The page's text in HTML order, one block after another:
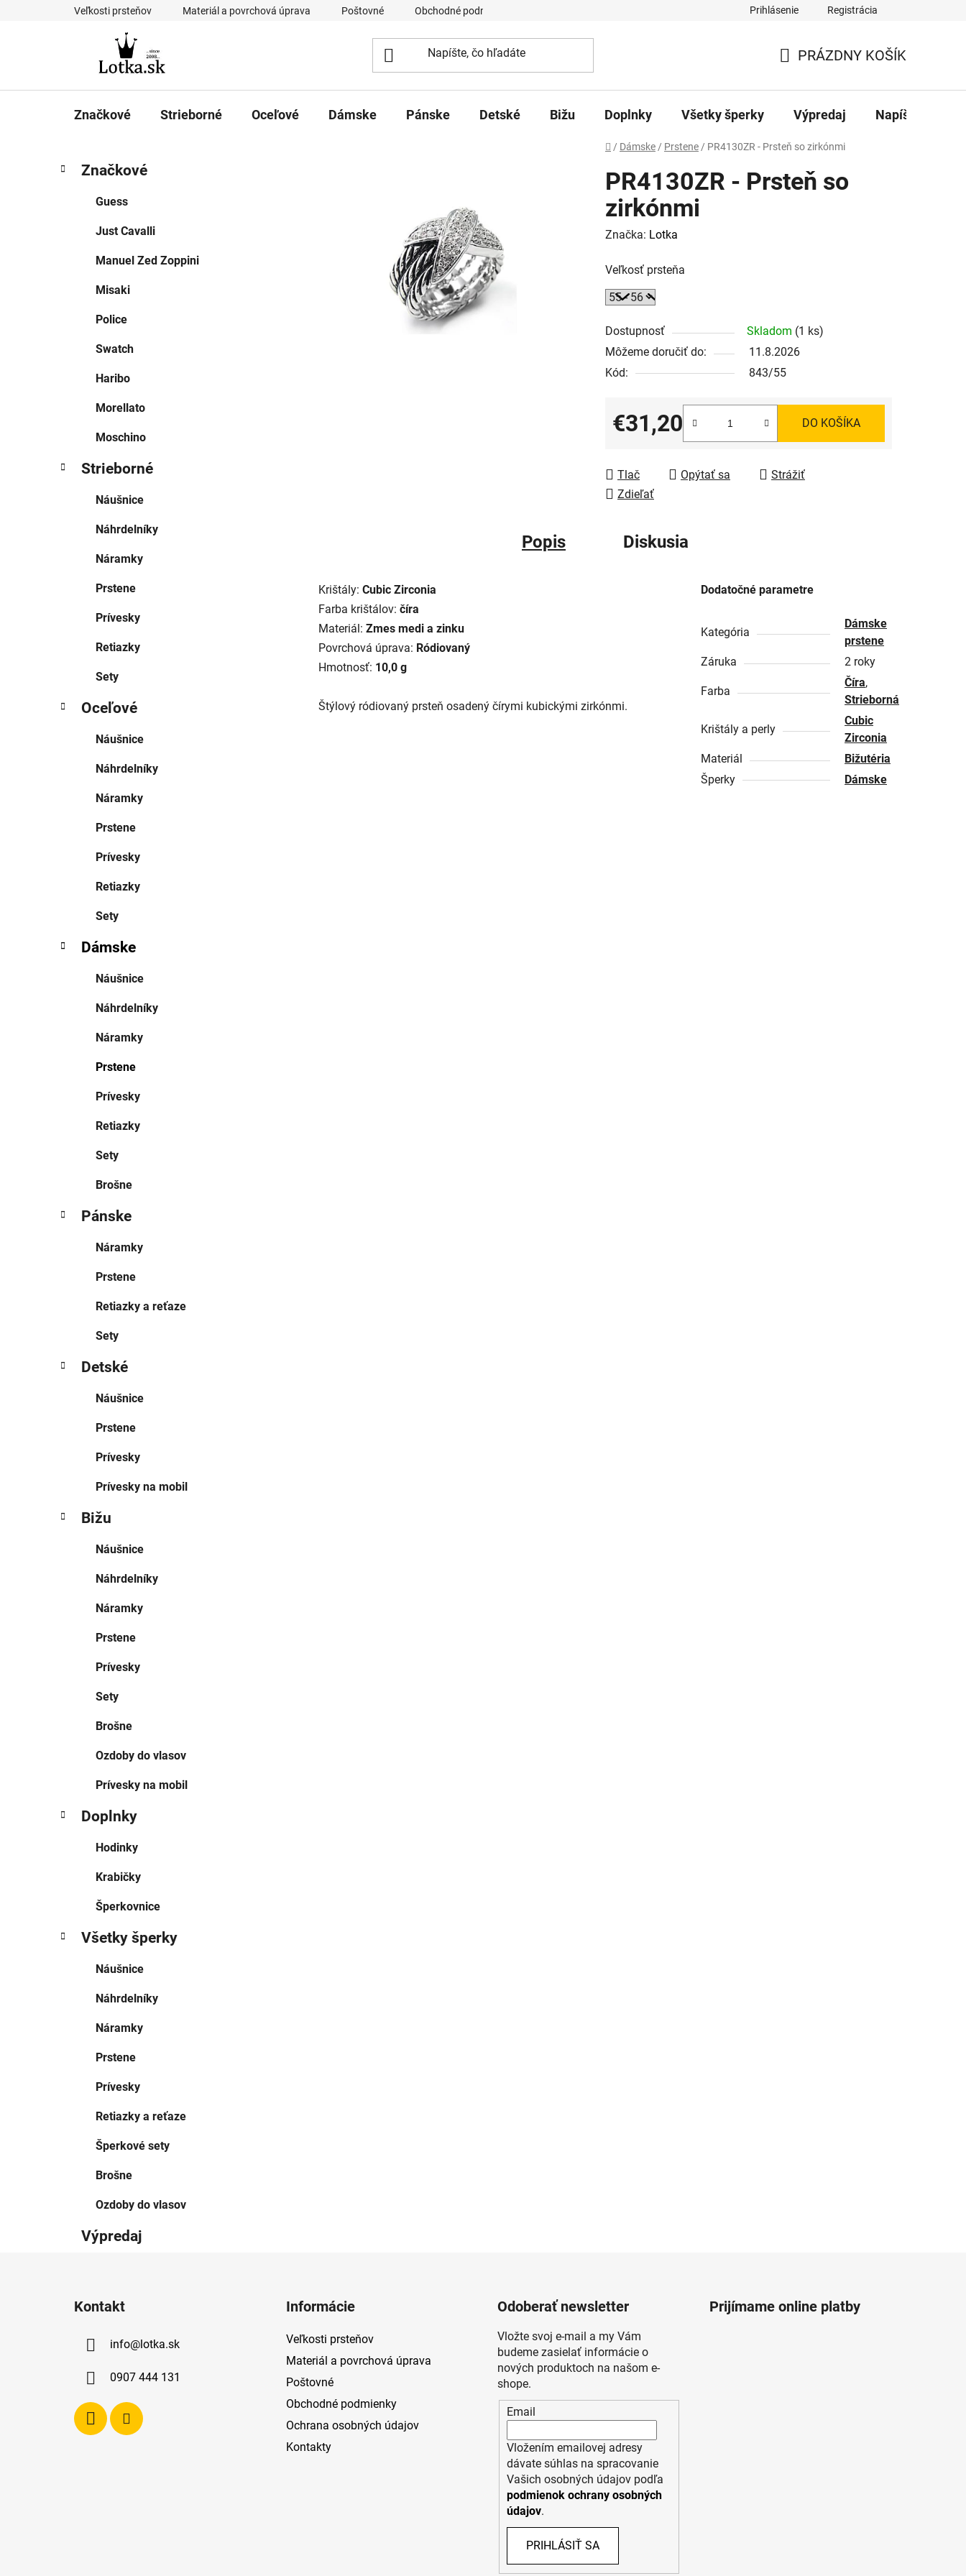
Veľkosti prsteňov Materiál a povrchová úprava Poštovné Obchodné podmienky Prihlásenie Registrácia
KOŠÍK
PRÁZDNY KOŠÍK
Značkové Strieborné Oceľové Dámske Pánske Detské Bižu Doplnky Všetky šperky Výpredaj Napíšte nám
Domov
/ Dámske / Prstene / PR4130ZR - Prsteň so zirkónmi
B
kategórie
a
Značkové
Guess
Just Cavalli
Manuel Zed Zoppini
Misaki
Police
Swatch
Haribo
Morellato
Moschino
Strieborné
Náušnice
Náhrdelníky
Náramky
Prstene
Prívesky
Retiazky
Sety
Oceľové
Náušnice
Náhrdelníky
Náramky
Prstene
Prívesky
Retiazky
Sety
Dámske
Náušnice
Náhrdelníky
Náramky
Prstene
Prívesky
Retiazky
Sety
Brošne
Pánske
Náramky
Prstene
Retiazky a reťaze
Sety
Detské
Náušnice
Prstene
Prívesky
Prívesky na mobil
Bižu
Náušnice
Náhrdelníky
Náramky
Prstene
Prívesky
Sety
Brošne
Ozdoby do vlasov
Prívesky na mobil
Doplnky
Hodinky
Krabičky
Šperkovnice
Všetky šperky
Náušnice
Náhrdelníky
Náramky
Prstene
Prívesky
Retiazky a reťaze
Šperkové sety
Brošne
Ozdoby do vlasov
Výpredaj
PR4130ZR - Prsteň so
zirkónmi
Značka: Lotka
Veľkosť prsteňa
Dostupnosť Skladom (1 ks)
Môžeme doručiť do:
11.8.2026
Kód:
843/55
€31,20
Jednotková cena:
DO KOŠÍKA
Tlač Opýtať sa
Strážiť
Zdieľať
Popis Diskusia
Krištály: Cubic Zirconia
Farba krištálov: číra
Materiál: Zmes medi a zinku
Povrchová úprava: Ródiovaný
Hmotnosť: 10,0 g
Štýlový ródiovaný prsteň osadený čírymi kubickými zirkónmi.
Dodatočné parametre
Kategória
Dámske
prstene
Záruka
2 roky
Farba
Číra,
Strieborná
Krištály a perly
Cubic
Zirconia
Materiál
Bižutéria
Šperky
Dámske
Kontakt
info@lotka.sk
0907 444 131
Informácie
Veľkosti prsteňov
Materiál a povrchová úprava
Poštovné
Obchodné podmienky
Ochrana osobných údajov
Kontakty
Odoberať newsletter
Vložte svoj e-mail a my Vám
budeme zasielať informácie o
nových produktoch na našom e-
shope.
Email
Vložením emailovej adresy
dávate súhlas na spracovanie
Vašich osobných údajov podľa
podmienok ochrany osobných
údajov.
PRIHLÁSIŤ SA
Prijímame online platby